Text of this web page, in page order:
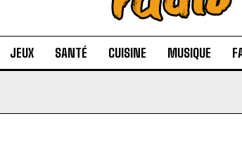
JEUX SANTÉ CUISINE MUSIQUE